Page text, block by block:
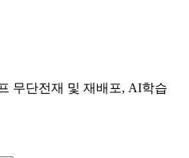
무단전재 및 재배포, AI학습